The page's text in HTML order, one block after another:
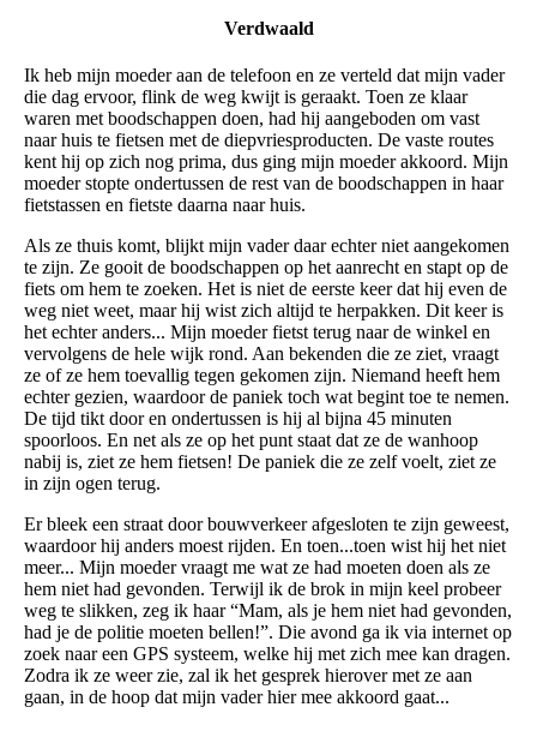
Verdwaald
Ik heb mijn moeder aan de telefoon en ze verteld dat mijn vader
die dag ervoor, flink de weg kwijt is geraakt. Toen ze klaar
waren met boodschappen doen, had hij aangeboden om vast
naar huis te fietsen met de diepvriesproducten. De vaste routes
kent hij op zich nog prima, dus ging mijn moeder akkoord. Mijn
moeder stopte ondertussen de rest van de boodschappen in haar
fietstassen en fietste daarna naar huis.
Als ze thuis komt, blijkt mijn vader daar echter niet aangekomen
te zijn. Ze gooit de boodschappen op het aanrecht en stapt op de
fiets om hem te zoeken. Het is niet de eerste keer dat hij even de
weg niet weet, maar hij wist zich altijd te herpakken. Dit keer is
het echter anders... Mijn moeder fietst terug naar de winkel en
vervolgens de hele wijk rond. Aan bekenden die ze ziet, vraagt
ze of ze hem toevallig tegen gekomen zijn. Niemand heeft hem
echter gezien, waardoor de paniek toch wat begint toe te nemen.
De tijd tikt door en ondertussen is hij al bijna 45 minuten
spoorloos. En net als ze op het punt staat dat ze de wanhoop
nabij is, ziet ze hem fietsen! De paniek die ze zelf voelt, ziet ze
in zijn ogen terug.
Er bleek een straat door bouwverkeer afgesloten te zijn geweest,
waardoor hij anders moest rijden. En toen...toen wist hij het niet
meer... Mijn moeder vraagt me wat ze had moeten doen als ze
hem niet had gevonden. Terwijl ik de brok in mijn keel probeer
weg te slikken, zeg ik haar “Mam, als je hem niet had gevonden,
had je de politie moeten bellen!”. Die avond ga ik via internet op
zoek naar een GPS systeem, welke hij met zich mee kan dragen.
Zodra ik ze weer zie, zal ik het gesprek hierover met ze aan
gaan, in de hoop dat mijn vader hier mee akkoord gaat...